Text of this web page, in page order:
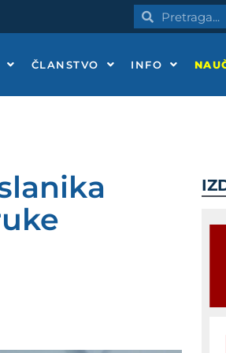
PretragaPretraga
ČLANSTVO INFO